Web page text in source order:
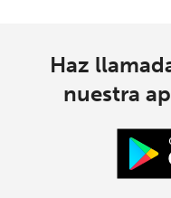
Haz
nuestra